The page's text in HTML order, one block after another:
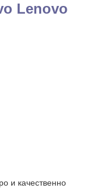
Lenovo
и качественно